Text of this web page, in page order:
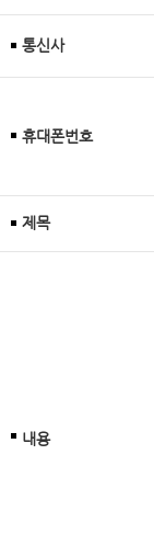
통신사
휴대폰번호
제목
내용